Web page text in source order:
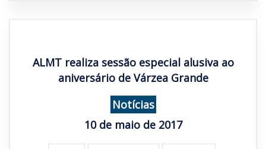
ALMT realiza sessão especial alusiva ao
aniversário de Várzea Grande
Notícias
10 de maio de 2017